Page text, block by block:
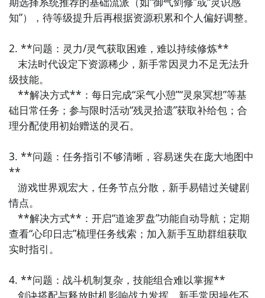
核心在于一次最多打两个结局，所以除了结局以外的内
容第一把和第二把可以互换，比如你可以第一把开局出
问道做那个剑心突破的成就这样第二把开局可以直接先
出长生
做过的结局做完
鲲鹏: 水云+水云
朱雀: 火炎+火炎
玄武: 土晶+土晶
问道: 破军+湛卢
轮回: 鱼肠+天启
人皇: 贪狼+湛卢
道藏: 鱼肠+七星龙渊
五行: 鱼肠+贪狼
菩提: 龙泉+天启
乾坤: 干将+莫邪
知”），待等级提升后再根据资源积累和个人偏好调整。
2. **问题：灵力/灵气获取困难，难以持续修炼**
级技能。
础日常任务；参与限时活动“残灵拾遗”获取补给包；合
理分配使用初始赠送的灵石。
3. **问题：任务指引不够清晰，容易迷失在庞大地图中
**
情点。
查看“心印日志”梳理任务线索；加入新手互助群组获取
实时指引。
4. **问题：战斗机制复杂，技能组合难以掌握**